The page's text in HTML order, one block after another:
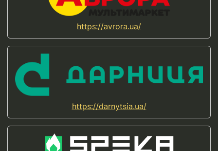
https://avrora.ua/
https://darnytsia.ua/